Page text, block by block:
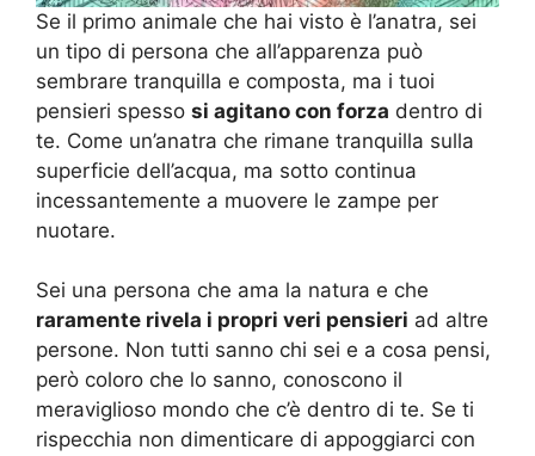
Se il primo animale che hai visto è l’anatra, sei
un tipo di persona che all’apparenza può
sembrare tranquilla e composta, ma i tuoi
pensieri spesso si agitano con forza dentro di
te. Come un’anatra che rimane tranquilla sulla
superficie dell’acqua, ma sotto continua
incessantemente a muovere le zampe per
nuotare.
Sei una persona che ama la natura e che
raramente rivela i propri veri pensieri ad altre
persone. Non tutti sanno chi sei e a cosa pensi,
però coloro che lo sanno, conoscono il
meraviglioso mondo che c’è dentro di te. Se ti
rispecchia non dimenticare di appoggiarci con